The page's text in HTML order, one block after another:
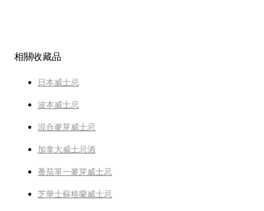
相關收藏品
日本威士忌
波本威士忌
混合麥芽威士忌
加拿大威士忌酒
番茄單一麥芽威士忌
芝華士蘇格蘭威士忌